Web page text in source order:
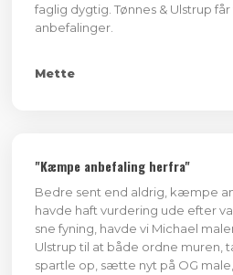
faglig dygtig. Tønnes & Ulstrup
anbefalinger.
Mette
"Kæmpe anbefaling herfra"
Bedre sent end aldrig, kæmpe
havde haft vurdering ude efter
sne fyning, havde vi Michael
Ulstrup til at både ordne muren,
spartle op, sætte nyt på OG